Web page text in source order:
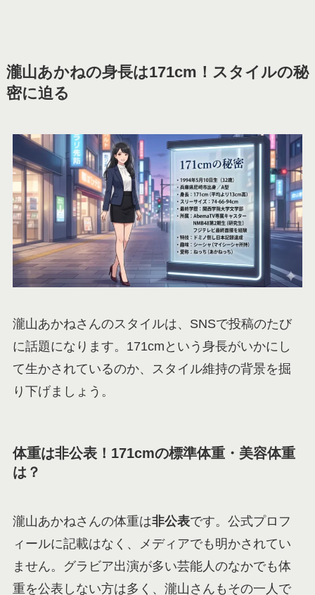
瀧山あかねの身長は171cm！スタイルの秘
密に迫る
瀧山あかねさんのスタイルは、SNSで投稿のたび
に話題になります。171cmという身長がいかにし
て生かされているのか、スタイル維持の背景を掘
り下げましょう。
体重は非公表！171cmの標準体重・美容体重
は？
瀧山あかねさんの体重は非公表です。公式プロフ
ィールに記載はなく、メディアでも明かされてい
ません。グラビア出演が多い芸能人のなかでも体
重を公表しない方は多く、瀧山さんもその一人で